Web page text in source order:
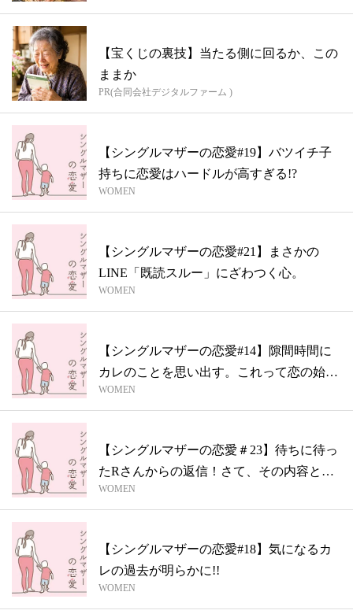
【宝くじの裏技】当たる側に回るか、この
ままか
PR(合同会社デジタルファーム )
【シングルマザーの恋愛#19】バツイチ子
持ちに恋愛はハードルが高すぎる!?
WOMEN
【シングルマザーの恋愛#21】まさかの
LINE「既読スルー」にざわつく心。
WOMEN
【シングルマザーの恋愛#14】隙間時間に
カレのことを思い出す。これって恋の始ま
り...
WOMEN
【シングルマザーの恋愛＃23】待ちに待っ
たRさんからの返信！さて、その内容と
は…...
WOMEN
【シングルマザーの恋愛#18】気になるカ
レの過去が明らかに!!
WOMEN